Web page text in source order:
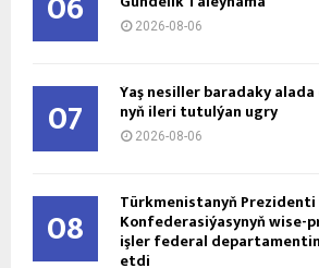
2026-08-06
07 Ýaş ne­sil­ler ba­ra­da­ky
nyň ile­ri tu­tul­ýan ug­ry
2026-08-06
08 Türkmenistanyň Prezidenti
Konfederasiýasynyň wise-
işler federal
etdi